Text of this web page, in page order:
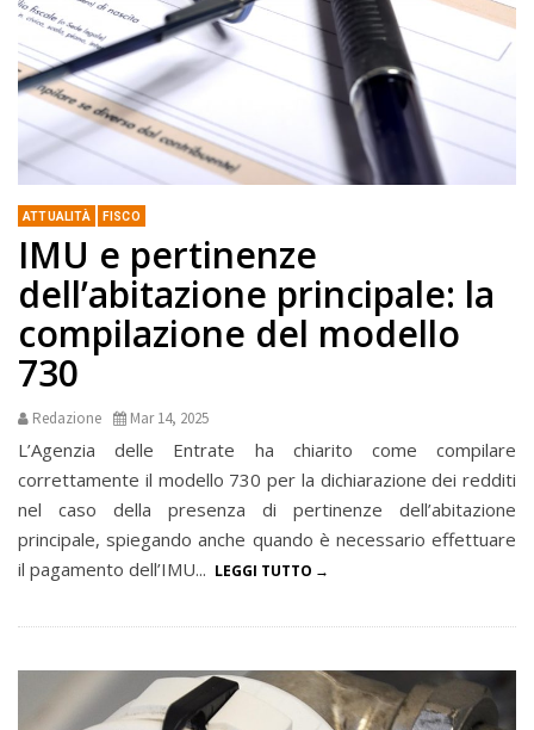
ATTUALITÀ FISCO
IMU e pertinenze
dell’abitazione principale: la
compilazione del modello
730
Redazione Mar 14, 2025
L’Agenzia delle Entrate ha chiarito come compilare
correttamente il modello 730 per la dichiarazione dei redditi
nel caso della presenza di pertinenze dell’abitazione
principale, spiegando anche quando è necessario effettuare
il pagamento dell’IMU... LEGGI TUTTO